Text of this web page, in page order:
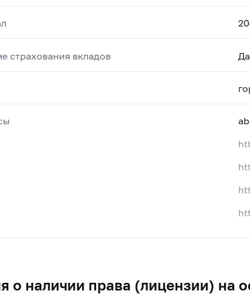
страхования вкладов Да
о наличии права (лицензии) на